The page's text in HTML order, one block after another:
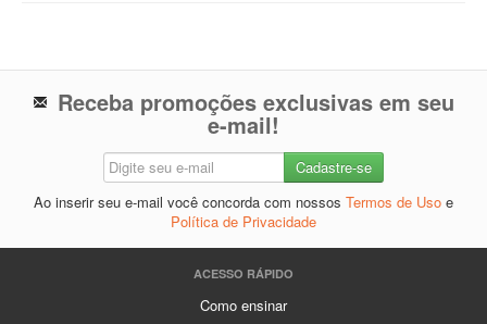
Receba promoções exclusivas em seu
e-mail!
Ao inserir seu e-mail você concorda com nossos Termos de Uso e
Política de Privacidade
ACESSO RÁPIDO
Como ensinar